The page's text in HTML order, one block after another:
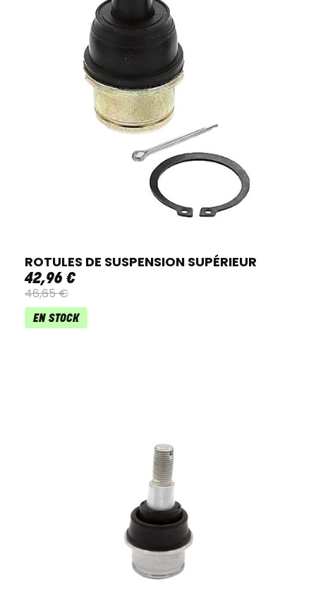
ROTULES DE SUSPENSION SUPÉRIEUR
42,96 €
46,65€
EN STOCK